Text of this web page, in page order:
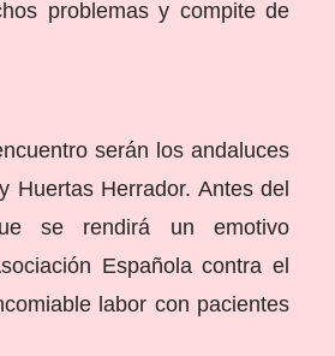
problemas y compite de
serán los andaluces
Huertas Herrador. Antes del
se rendirá un emotivo
Española contra el
labor con pacientes